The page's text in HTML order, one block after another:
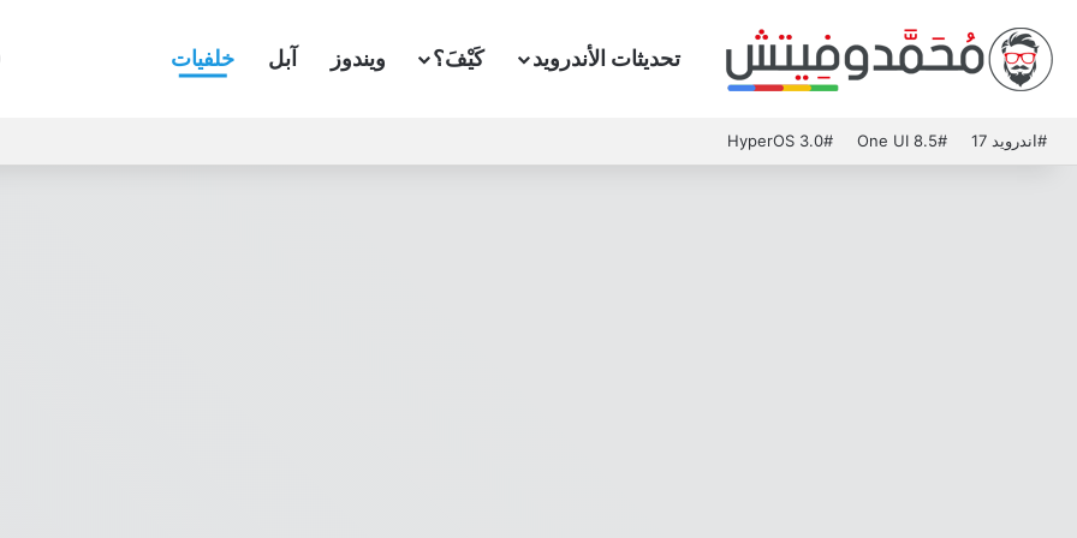
تحديثات الأندرويد كَيْفَ؟ ويندوز آبل خلفيات
#اندرويد 17 #One UI 8.5
#HyperOS 3.0